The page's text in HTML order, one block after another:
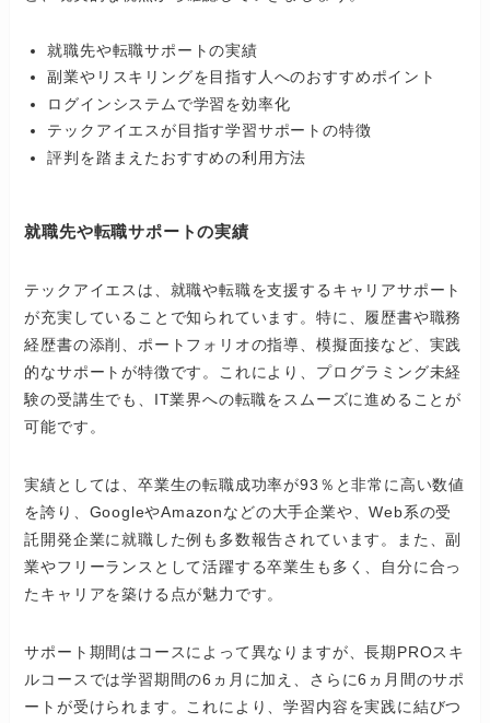
就職先や転職サポートの実績
副業やリスキリングを目指す人へのおすすめポイント
ログインシステムで学習を効率化
テックアイエスが目指す学習サポートの特徴
評判を踏まえたおすすめの利用方法
就職先や転職サポートの実績
テックアイエスは、就職や転職を支援するキャリアサポート
が充実していることで知られています。特に、履歴書や職務
経歴書の添削、ポートフォリオの指導、模擬面接など、実践
的なサポートが特徴です。これにより、プログラミング未経
験の受講生でも、IT業界への転職をスムーズに進めることが
可能です。
実績としては、卒業生の転職成功率が93％と非常に高い数値
を誇り、GoogleやAmazonなどの大手企業や、Web系の受
託開発企業に就職した例も多数報告されています。また、副
業やフリーランスとして活躍する卒業生も多く、自分に合っ
たキャリアを築ける点が魅力です。
サポート期間はコースによって異なりますが、長期PROスキ
ルコースでは学習期間の6ヵ月に加え、さらに6ヵ月間のサポ
ートが受けられます。これにより、学習内容を実践に結びつ